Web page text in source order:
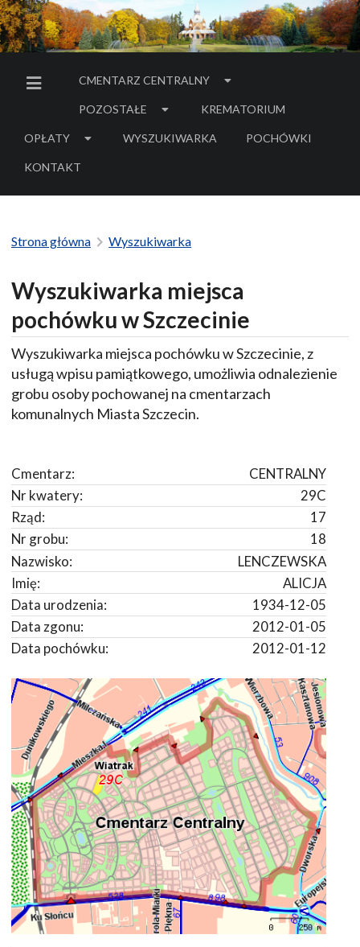
MENU BOCZNE
CMENTARZ CENTRALNY
POZOSTAŁE KREMATORIUM
OPŁATY WYSZUKIWARKA POCHÓWKI
- LINK DO SERWISU
KONTAKT
Strona główna Wyszukiwarka
Wyszukiwarka miejsca
pochówku w Szczecinie
Wyszukiwarka miejsca pochówku w Szczecinie, z
usługą wpisu pamiątkowego, umożliwia odnalezienie
grobu osoby pochowanej na cmentarzach
komunalnych Miasta Szczecin.
CENTRALNY
Cmentarz:
29C
Nr kwatery:
17
Rząd:
18
Nr grobu:
LENCZEWSKA
Nazwisko:
ALICJA
Imię:
1934-12-05
Data urodzenia:
2012-01-05
Data zgonu:
2012-01-12
Data pochówku: